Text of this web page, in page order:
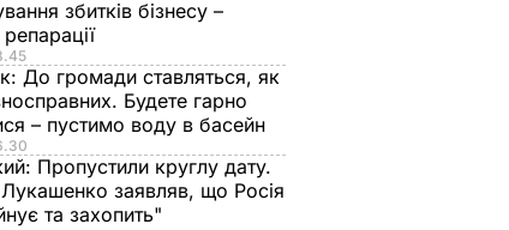
збитків бізнесу –
До громади ставляться, як
Будете гарно
– пустимо воду в басейн
Пропустили круглу дату.
Лукашенко заявляв, що Росія
та захопить"